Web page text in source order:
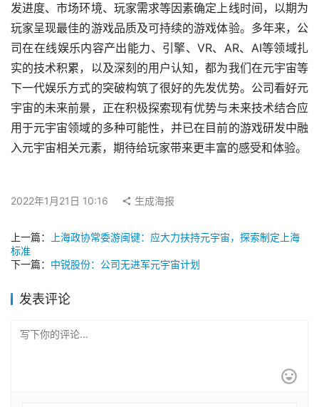
发进度、市场环境、玩家需求等因素确定上线时间，以期为
玩家呈现最佳的游戏品质及可持续的游戏体验。多年来，公
司在在线娱乐内容产出能力、引擎、VR、AR、AI等领域扎
实的技术积累，以及深刻的用户认知，都为我们在元宇宙等
下一代娱乐方式的突破构筑了很好的先发优势。公司看好元
宇宙的未来前景，正在积极探索现有优势与未来技术结合应
用于元宇宙领域的多种可能性，并已在目前的游戏研发中融
入元宇宙相关元素，期待给玩家带来更丰富的感受和体验。
2022年1月21日 10:16 生成海报
上一篇：
上海政协常委游闽键：应大力扶持元宇宙，探索制定上海
标准
下一篇： 中锐股份：公司无进军元宇宙计划
发表评论